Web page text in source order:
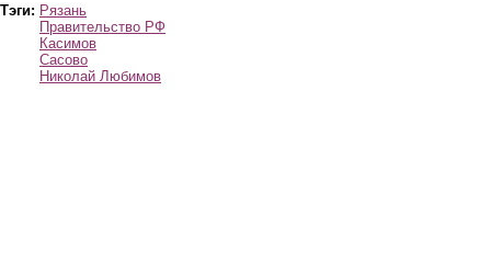
Тэги: Рязань
Правительство РФ
Касимов
Сасово
Николай Любимов